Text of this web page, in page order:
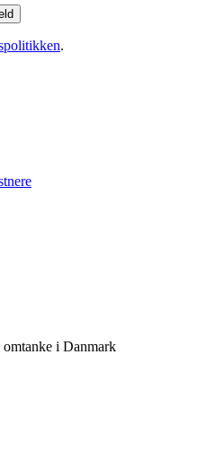
.
omtanke i Danmark